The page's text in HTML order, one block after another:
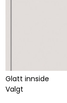
Glatt innside
Valgt